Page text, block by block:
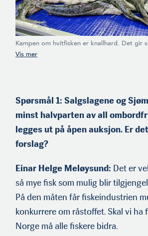
Magnar Pedersen (f.1955)
er divisjons- direktør i
Nofima i Tromsø. Han har
en lang karriere bak seg i
Aino Kristin Lindal Olaisen
Lovund, største aksjonær i
oppdrettsselskapet Nova
Sea AS. Hun er
styremedlem i Nova Sea og
Arbeiderpartiet i Lurøy
kommune. Hun ble kåret til
«Årets navn 2011» i norsk
Kampen om hvitfisken er knallhard. Det gir
fiskebåter en fordel. En av dem som vil at
Spørsmål 1: Salgslagene og
minst halvparten av all
legges ut på åpen auksjon. Er
forslag?
Einar Helge Meløysund: Det er
så mye fisk som mulig blir
På den måten får fiskein­dustrien
konkurrere om råstoffet. Skal vi ha
Norge må alle fiskere bidra.